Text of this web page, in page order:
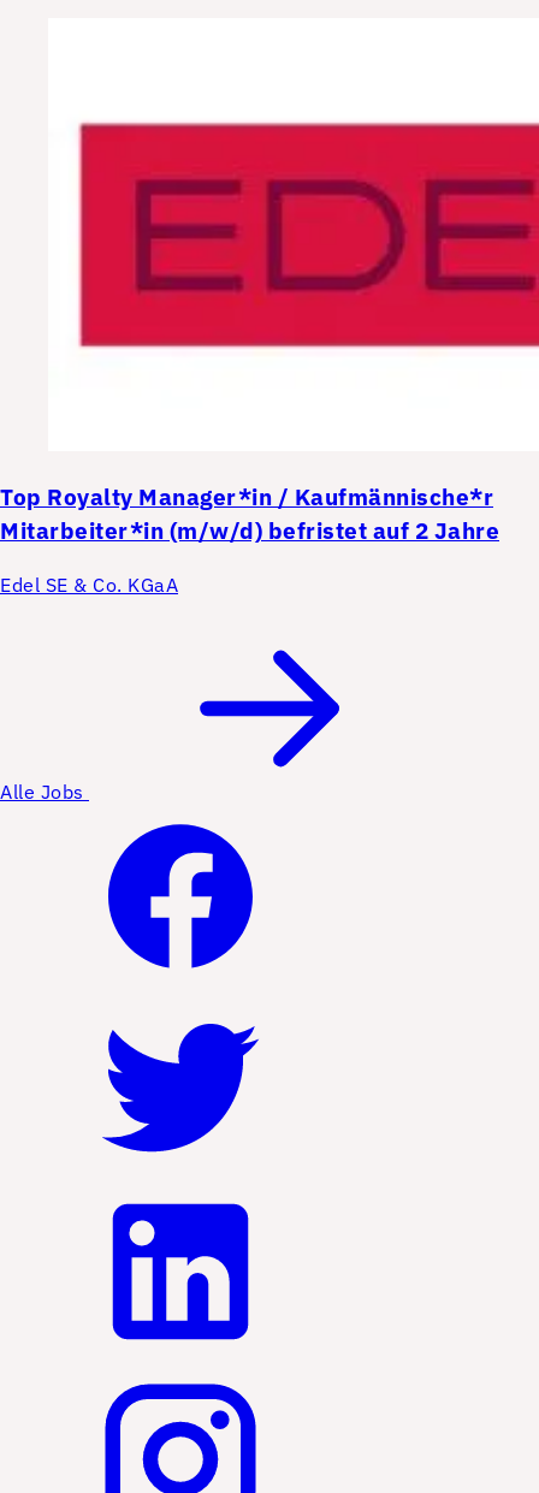
Top Royalty Manager*in / Kaufmännische*r
Mitarbeiter*in (m/w/d) befristet auf 2 Jahre
Edel SE & Co. KGaA
Alle Jobs